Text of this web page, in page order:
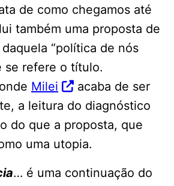
de como chegamos até
também uma proposta de
“política de nós
se refere o título.
Milei
acaba de ser
a leitura do diagnóstico
do que a proposta, que
uma utopia.
a… é uma continuação do